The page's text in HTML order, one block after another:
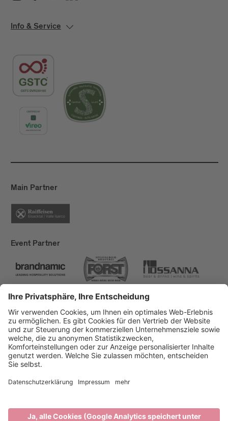
Info & Service
Main Partner
Event Partner
Brixen Tourismus
Privacy
Impressum
Förderungen
produced by